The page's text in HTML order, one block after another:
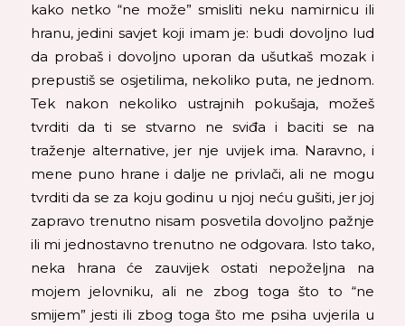
kako netko “ne može” smisliti neku namirnicu ili
hranu, jedini savjet koji imam je: budi dovoljno lud
da probaš i dovoljno uporan da ušutkaš mozak i
prepustiš se osjetilima, nekoliko puta, ne jednom.
Tek nakon nekoliko ustrajnih pokušaja, možeš
tvrditi da ti se stvarno ne sviđa i baciti se na
traženje alternative, jer nje uvijek ima. Naravno, i
mene puno hrane i dalje ne privlači, ali ne mogu
tvrditi da se za koju godinu u njoj neću gušiti, jer joj
zapravo trenutno nisam posvetila dovoljno pažnje
ili mi jednostavno trenutno ne odgovara. Isto tako,
neka hrana će zauvijek ostati nepoželjna na
mojem jelovniku, ali ne zbog toga što to “ne
smijem” jesti ili zbog toga što me psiha uvjerila u